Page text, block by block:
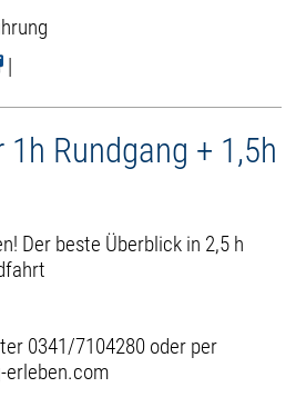
|
Rundgang + 1,5h
Der beste Überblick in 2,5 h
0341/7104280 oder per
erleben.com